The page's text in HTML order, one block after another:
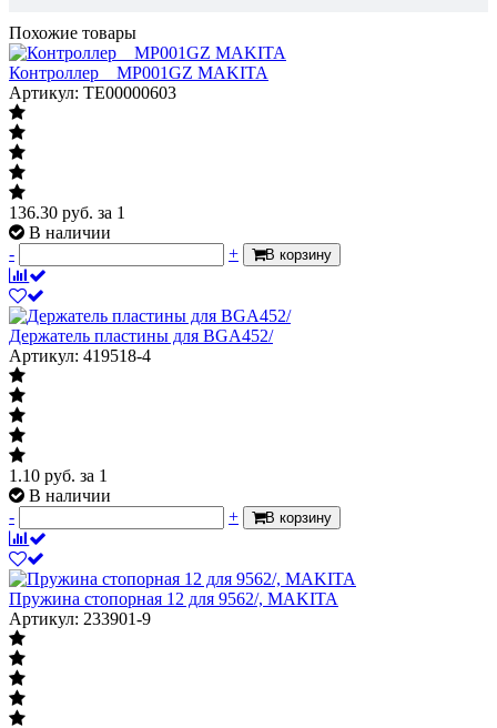
Похожие товары
Контроллер__MP001GZ MAKITA
Артикул: TE00000603
136.30 руб. за 1
В наличии
-
+ В корзину
Держатель пластины для BGA452/
Артикул: 419518-4
1.10 руб. за 1
В наличии
-
+ В корзину
Пружина стопорная 12 для 9562/, MAKITA
Артикул: 233901-9